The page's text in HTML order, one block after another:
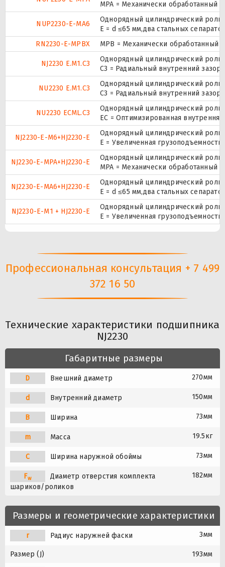
MPA = Механически обработанный
NUP2230-E-MA6
Однорядный цилиндрический
E = d ≤65 мм,два стальных
RN2230-E-MPBX
MPB = Механически обработанный
NJ2230 E.M1.C3
Однорядный цилиндрический
C3 = Радиальный внутренний
NU2230 E.M1.C3
Однорядный цилиндрический
C3 = Радиальный внутренний
NU2230 ECML.C3
Однорядный цилиндрический
EC = Оптимизированная
NJ2230-E-M6+HJ2230-E
Однорядный цилиндрический
E = Увеличенная
NJ2230-E-MPA+HJ2230-E
Однорядный цилиндрический
MPA = Механически обработанный
NJ2230-E-MA6+HJ2230-E
Однорядный цилиндрический
E = d ≤65 мм,два стальных
NJ2230-E-M1 + HJ2230-E
Однорядный цилиндрический
E = Увеличенная
Профессиональная консультация + 7 499
372 16 50
Технические характеристики подшипника
NJ2230
Габаритные размеры
D Внешний диаметр 270мм
d Внутренний диаметр 150мм
B Ширина 73мм
m Масса 19.5кг
C Ширина наружной обоймы 73мм
Fw
Диаметр отверстия комплекта
шариков/роликов
182мм
Размеры и геометрические характеристики
r Радиус наружней фаски 3мм
Размер (J) 193мм